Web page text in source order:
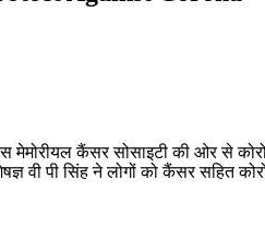
कैंसर सोसाइटी की ओर से
वी पी सिंह ने लोगों को कैंसर सहित